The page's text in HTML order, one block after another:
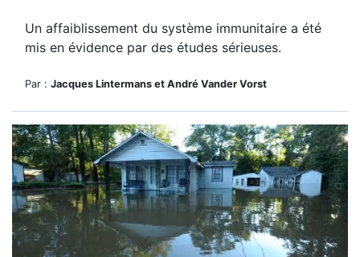
Un affaiblissement du système immunitaire a été
mis en évidence par des études sérieuses.
Par : Jacques Lintermans et André Vander Vorst